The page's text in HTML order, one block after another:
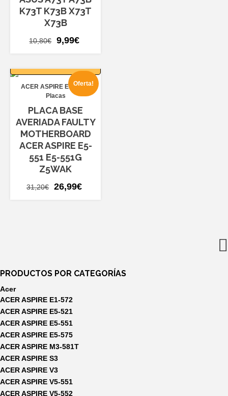
K73T K73B X73T
X73B
10,80€
El
era:
10,80€.
9,99€
es:
9,99€.
Oferta!
ACER ASPIRE E5-551
Placas
PLACA BASE
AVERIADA FAULTY
MOTHERBOARD
ACER ASPIRE E5-
551 E5-551G
Z5WAK
31,20€
El
26,99€
PRODUCTOS POR CATEGORÍAS
Acer
ACER ASPIRE E1-572
ACER ASPIRE E5-521
ACER ASPIRE E5-551
ACER ASPIRE E5-575
ACER ASPIRE M3-581T
ACER ASPIRE S3
ACER ASPIRE V3
ACER ASPIRE V5-551
ACER ASPIRE V5-552